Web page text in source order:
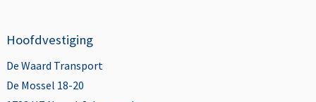
Hoofdvestiging
De Waard Transport
De Mossel 18-20